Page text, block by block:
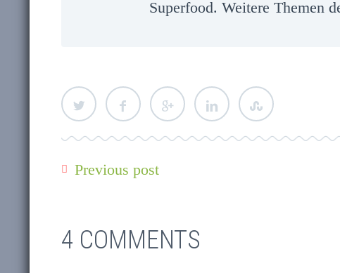
Superfood. Weitere Themen
Previous post
4 COMMENTS